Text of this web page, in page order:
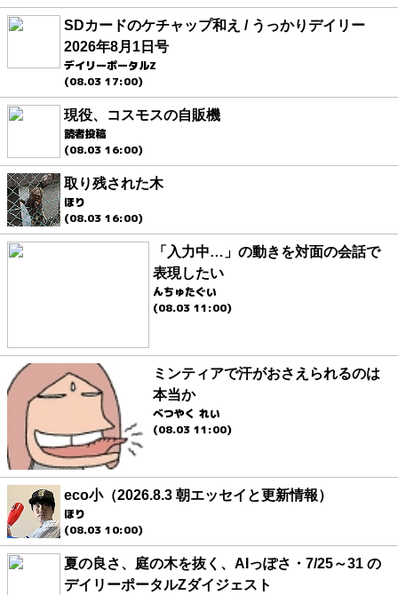
SDカードのケチャップ和え / うっかりデイリー
2026年8月1日号
デイリーポータルZ
(08.03 17:00)
現役、コスモスの自販機
読者投稿
(08.03 16:00)
取り残された木
ほり
(08.03 16:00)
「入力中…」の動きを対面の会話で
表現したい
んちゅたぐい
(08.03 11:00)
ミンティアで汗がおさえられるのは
本当か
べつやく れい
(08.03 11:00)
eco小（2026.8.3 朝エッセイと更新情報）
ほり
(08.03 10:00)
夏の良さ、庭の木を抜く、AIっぽさ・7/25～31 の
デイリーポータルZダイジェスト